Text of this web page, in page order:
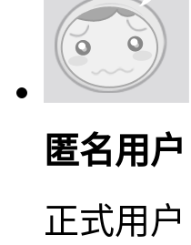
匿名用户
正式用户